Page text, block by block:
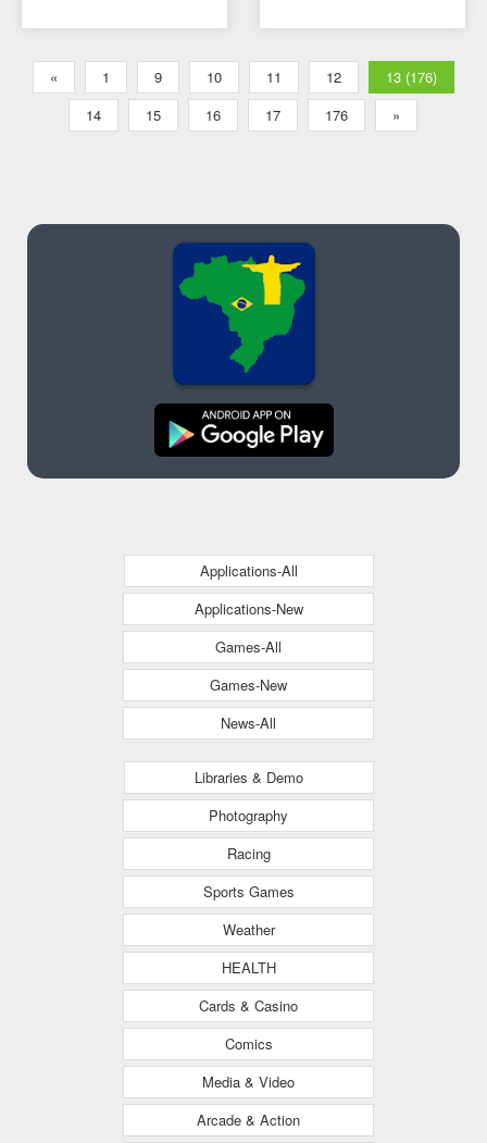
« 1 9 10 11 12
13 (176)
14
15 16 17 176 »
Applications-All
Applications-New
Games-All
Games-New
News-All
Libraries & Demo
Photography
Racing
Sports Games
Weather
HEALTH
Cards & Casino
Comics
Media & Video
Arcade & Action